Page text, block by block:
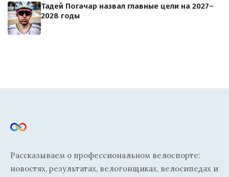
Тадей Погачар назвал главные цели на 2027–
2028 годы
Рассказываем о профессиональном велоспорте:
новостях, результатах, велогонщиках, велосипедах и